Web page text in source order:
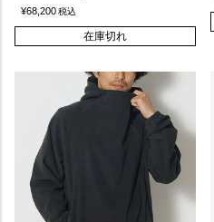
¥68,200税込
在庫切れ